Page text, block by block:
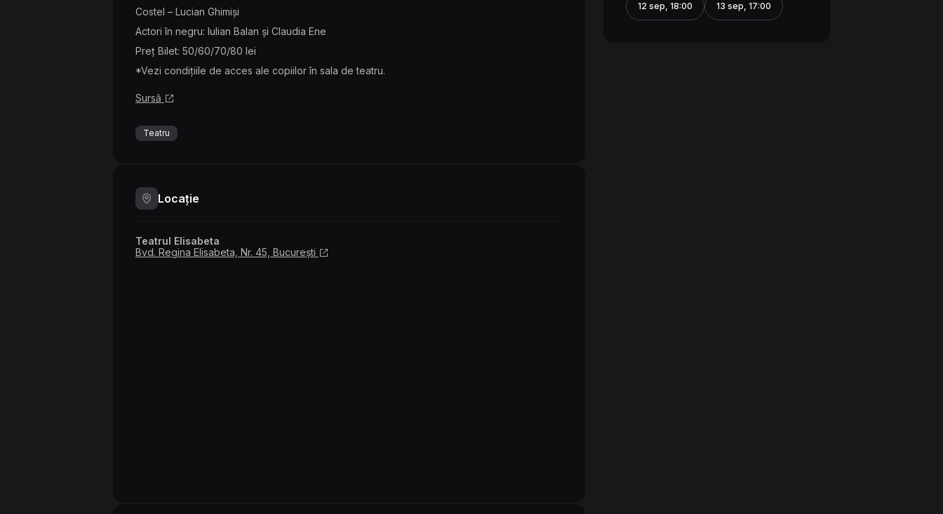
Costel – Lucian Ghimiși
Actori în negru: Iulian Balan și Claudia Ene
Preț Bilet: 50/60/70/80 lei
*Vezi condițiile de acces ale copiilor în sala de teatru.
Sursă
Teatru
Locație
Teatrul Elisabeta
Bvd. Regina Elisabeta, Nr. 45, București
12 sep, 18:00 13 sep, 17:00